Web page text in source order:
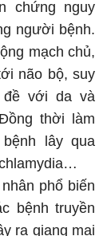
chứng nguy
người bệnh.
mạch chủ,
não bộ, suy
đề với da và
thời làm
lây qua
phổ biến
bệnh truyền
ra giang mai